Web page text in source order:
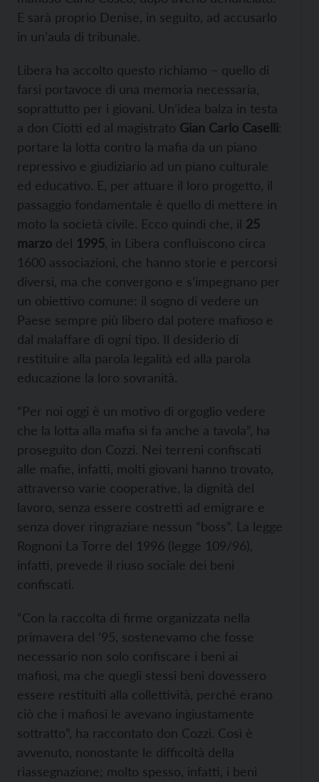
E sarà proprio Denise, in seguito, ad accusarlo
in un’aula di tribunale.
Libera ha accolto questo richiamo – quello di
farsi portavoce di una memoria necessaria,
soprattutto per i giovani. Un’idea balza in testa
a don Ciotti ed al magistrato Gian Carlo Caselli:
portare la lotta contro la mafia da un piano
repressivo e giudiziario ad un piano culturale
ed educativo. E, per attuare il loro progetto, il
passaggio fondamentale è quello di mettere in
moto la società civile. Ecco quindi che, il 25
marzo del 1995 , in Libera confluiscono circa
1600 associazioni, che hanno storie e percorsi
diversi, ma che convergono e s’impegnano per
un obiettivo comune: il sogno di vedere un
Paese sempre più libero dal potere mafioso e
dal malaffare di ogni tipo. Il desiderio di
restituire alla parola legalità ed alla parola
educazione la loro sovranità.
“Per noi oggi è un motivo di orgoglio vedere
che la lotta alla mafia si fa anche a tavola”, ha
proseguito don Cozzi. Nei terreni confiscati
alle mafie, infatti, molti giovani hanno trovato,
attraverso varie cooperative, la dignità del
lavoro, senza essere costretti ad emigrare e
senza dover ringraziare nessun “boss”. La legge
Rognoni La Torre del 1996 (legge 109/96),
infatti, prevede il riuso sociale dei beni
confiscati.
“Con la raccolta di firme organizzata nella
primavera del ’95, sostenevamo che fosse
necessario non solo confiscare i beni ai
mafiosi, ma che quegli stessi beni dovessero
essere restituiti alla collettività, perché erano
ciò che i mafiosi le avevano ingiustamente
sottratto”, ha raccontato don Cozzi. Così è
avvenuto, nonostante le difficoltà della
riassegnazione; molto spesso, infatti, i beni